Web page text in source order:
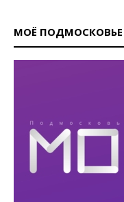
МОЁ ПОДМОСКОВЬЕ